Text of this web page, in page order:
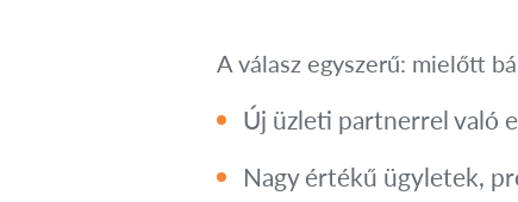
A válasz egyszerű: mielőtt
Új üzleti partnerrel való
Nagy értékű ügyletek,